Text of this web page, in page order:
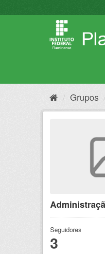
para
Grupos
Seguidores
3